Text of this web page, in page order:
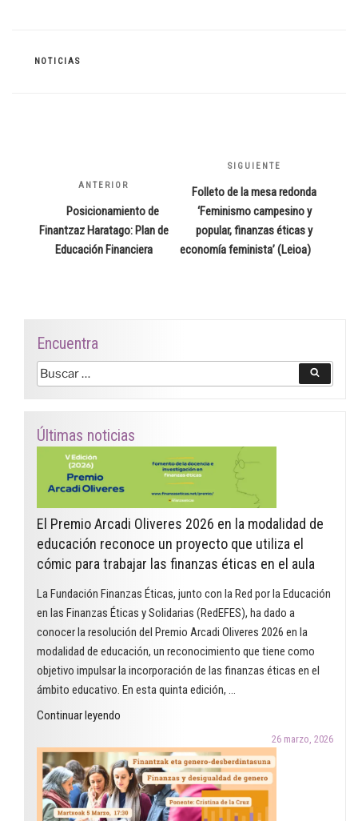
CATEGORÍAS
NOTICIAS
Entrada
anterior:
ANTERIOR
Posicionamiento de
Finantzaz Haratago: Plan de
Educación Financiera
Siguiente
entrada
SIGUIENTE
Folleto de la mesa redonda
‘Feminismo campesino y
popular, finanzas éticas y
economía feminista’ (Leioa)
Encuentra
Buscar
por:
Últimas noticias
El Premio Arcadi Oliveres 2026 en la modalidad de
educación reconoce un proyecto que utiliza el
cómic para trabajar las finanzas éticas en el aula
La Fundación Finanzas Éticas, junto con la Red por la Educación
en las Finanzas Éticas y Solidarias (RedEFES), ha dado a
conocer la resolución del Premio Arcadi Oliveres 2026 en la
modalidad de educación, un reconocimiento que tiene como
objetivo impulsar la incorporación de las finanzas éticas en el
ámbito educativo. En esta quinta edición, …
Continuar leyendo
Arcadi
Oliveres
2026
en
26 marzo, 2026